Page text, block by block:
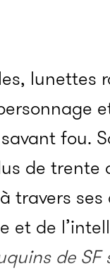
lunettes
fou.
de trente
travers
et de
de SF